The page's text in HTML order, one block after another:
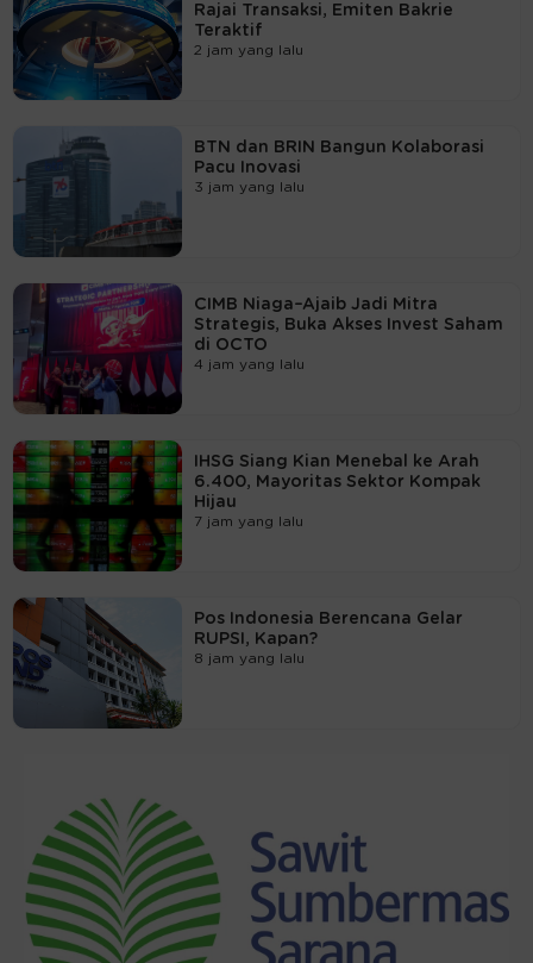
Rajai Transaksi, Emiten Bakrie
Teraktif
2 jam yang lalu
BTN dan BRIN Bangun Kolaborasi
Pacu Inovasi
3 jam yang lalu
CIMB Niaga–Ajaib Jadi Mitra
Strategis, Buka Akses Invest Saham
di OCTO
4 jam yang lalu
IHSG Siang Kian Menebal ke Arah
6.400, Mayoritas Sektor Kompak
Hijau
7 jam yang lalu
Pos Indonesia Berencana Gelar
RUPSI, Kapan?
8 jam yang lalu